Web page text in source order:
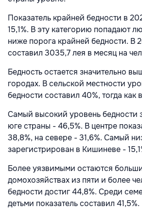
Показатель крайней бедности в
15,1%. В эту категорию попадают
ниже порога крайней бедности. В
составил 3035,7 лея в месяц на
Бедность остается значительно
городах. В сельской местности
бедности составил 40%, тогда как
Самый высокий уровень бедности
юге страны - 46,5%. В центре
38,8%, на севере - 31,6%. Самый
зарегистрирован в Кишиневе -
Более уязвимыми остаются
домохозяйствах из пяти и более
бедности достиг 44,8%. Среди
детьми показатель составил 41,5%.